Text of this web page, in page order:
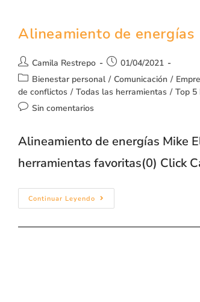
Alineamiento de energías
Camila Restrepo
01/04/2021
Bienestar personal / Comunicación /
de conflictos / Todas las herramientas / Top 5
Sin comentarios
Alineamiento de energías Mike
herramientas favoritas(0) Click
Continuar Leyendo